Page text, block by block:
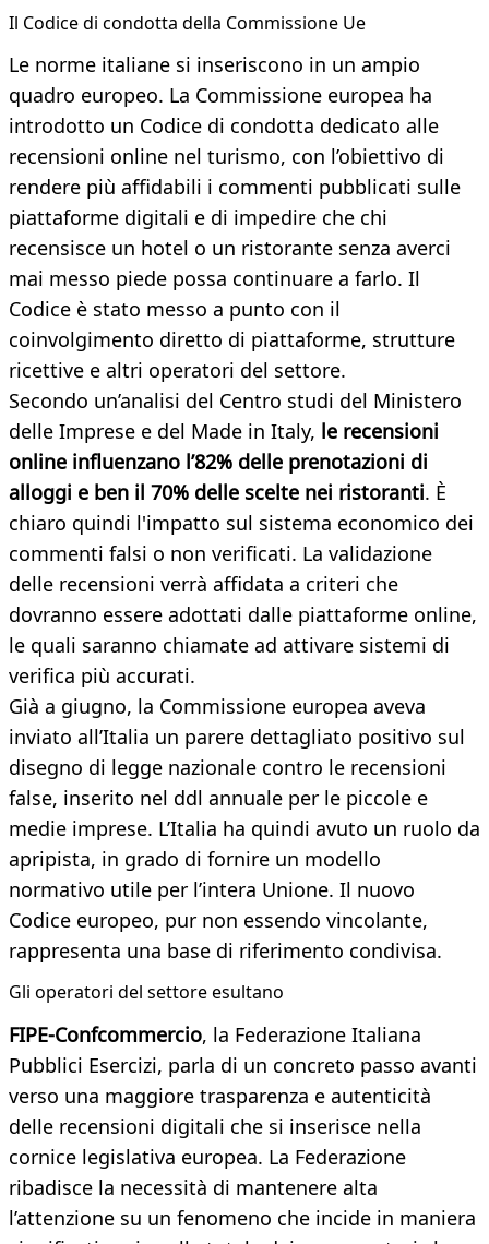
Il Codice di condotta della Commissione Ue
Le norme italiane si inseriscono in un ampio
quadro europeo. La Commissione europea ha
introdotto un Codice di condotta dedicato alle
recensioni online nel turismo, con l’obiettivo di
rendere più affidabili i commenti pubblicati sulle
piattaforme digitali e di impedire che chi
recensisce un hotel o un ristorante senza averci
mai messo piede possa continuare a farlo. Il
Codice è stato messo a punto con il
coinvolgimento diretto di piattaforme, strutture
ricettive e altri operatori del settore.
Secondo un’analisi del Centro studi del Ministero
delle Imprese e del Made in Italy, le recensioni
online influenzano l’82% delle prenotazioni di
alloggi e ben il 70% delle scelte nei ristoranti. È
chiaro quindi l'impatto sul sistema economico dei
commenti falsi o non verificati. La validazione
delle recensioni verrà affidata a criteri che
dovranno essere adottati dalle piattaforme online,
le quali saranno chiamate ad attivare sistemi di
verifica più accurati.
Già a giugno, la Commissione europea aveva
inviato all’Italia un parere dettagliato positivo sul
disegno di legge nazionale contro le recensioni
false, inserito nel ddl annuale per le piccole e
medie imprese. L’Italia ha quindi avuto un ruolo da
apripista, in grado di fornire un modello
normativo utile per l’intera Unione. Il nuovo
Codice europeo, pur non essendo vincolante,
rappresenta una base di riferimento condivisa.
Gli operatori del settore esultano
FIPE-Confcommercio, la Federazione Italiana
Pubblici Esercizi, parla di un concreto passo avanti
verso una maggiore trasparenza e autenticità
delle recensioni digitali che si inserisce nella
cornice legislativa europea. La Federazione
ribadisce la necessità di mantenere alta
l’attenzione su un fenomeno che incide in maniera